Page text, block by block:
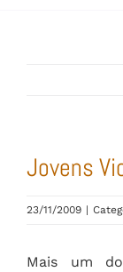
Jovens
23/11/2009 |
Mais um